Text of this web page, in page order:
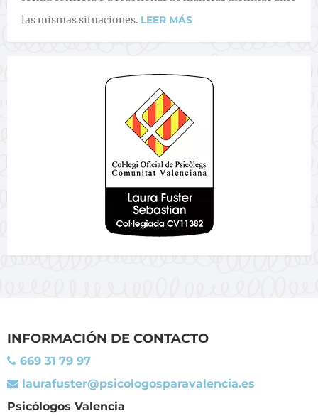
las mismas situaciones. LEER MÁS
INFORMACIÓN DE CONTACTO
669 31 79 97
laurafuster@psicologosparavalencia.es
Psicólogos Valencia